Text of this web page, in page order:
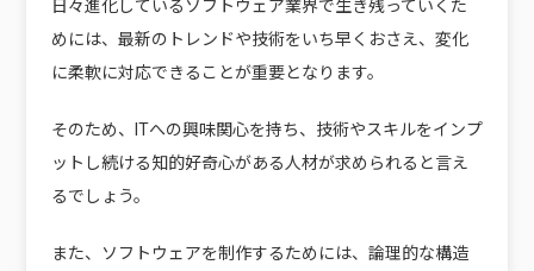
日々進化しているソフトウェア業界で生き残っていくた
めには、最新のトレンドや技術をいち早くおさえ、 変化
に柔軟に対応できる ことが重要となります。
そのため、ITへの興味関心を持ち、技術やスキルをインプ
ットし続ける知的好奇心がある 人材が求められると言え
るでしょう。
また、ソフトウェアを制作するためには、論理的な構造